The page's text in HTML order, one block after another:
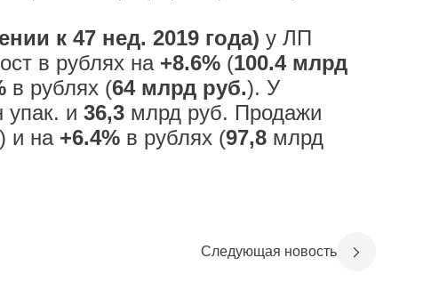
к 47 нед. 2019 года) у ЛП
в рублях на +8.6% (100.4 млрд
в рублях (64 млрд руб.). У
упак. и 36,3 млрд руб. Продажи
) и на +6.4% в рублях (97,8 млрд
Следующая новость